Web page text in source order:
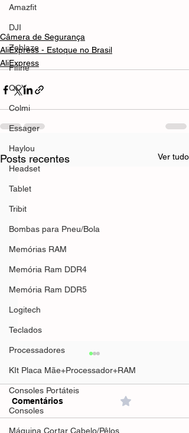
Amazfit
DJI
Zeblaze
Fifine
QCY
Colmi
Essager
Haylou
Headset
Tablet
Tribit
Bombas para Pneu/Bola
Memórias RAM
Memória Ram DDR4
Memória Ram DDR5
Logitech
Teclados
Processadores
KIt Placa Mãe+Processador+RAM
Consoles Portáteis
Consoles
Máquina Cortar Cabelo/Pêlos
Câmera de Segurança
AliExpress - Estoque no Brasil
AliExpress
Posts recentes Ver tudo
Comentários